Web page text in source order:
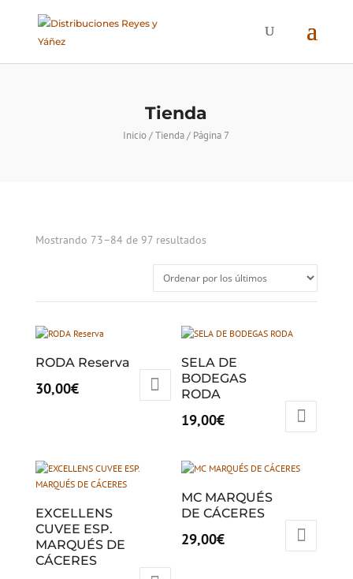
Tienda
Inicio/Tienda/ Página 7
Mostrando 73–84 de 97 resultadosOrdenado
últimos
RODA Reserva
30,00€
SELA DE
BODEGAS
RODA
19,00€
EXCELLENS
CUVEE ESP.
MARQUÉS DE
CÁCERES
MC MARQUÉS
DE CÁCERES
29,00€